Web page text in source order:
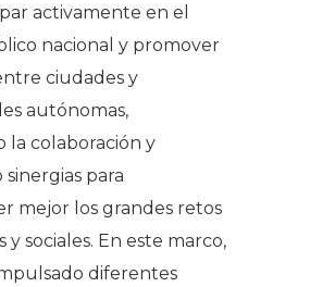
activamente en el
nacional y promover
ciudades y
autónomas,
la colaboración y
para
mejor los grandes retos
y sociales. En este marco,
diferentes